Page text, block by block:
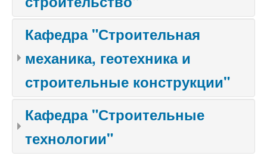
Кафедра "Строительная
механика, геотехника и
строительные конструкции"
Кафедра "Строительные
технологии"